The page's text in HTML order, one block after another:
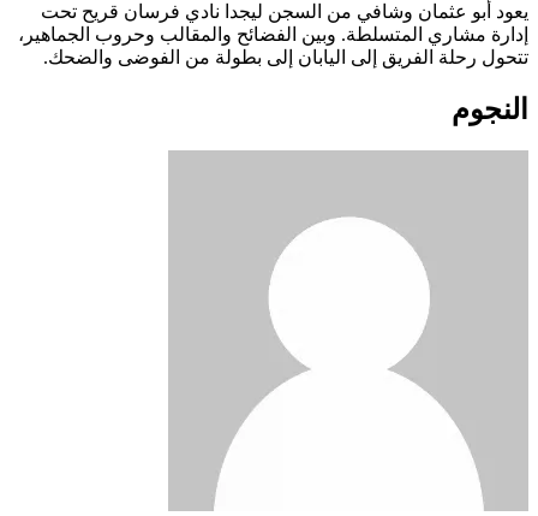
يعود أبو عثمان وشافي من السجن ليجدا نادي فرسان قريح تحت
إدارة مشاري المتسلطة. وبين الفضائح والمقالب وحروب الجماهير،
تتحول رحلة الفريق إلى اليابان إلى بطولة من الفوضى والضحك.
النجوم